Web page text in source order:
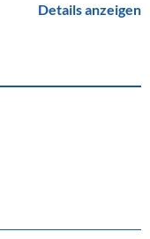
Details anzeigen